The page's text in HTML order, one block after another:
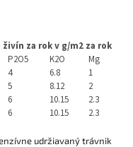
za rok v g/m2 za rok
P2O5 K2O
Mg
4 6.8
1
5 8.12
2
6 10.15
2.3
6 10.15 2.3
udržiavaný trávnik